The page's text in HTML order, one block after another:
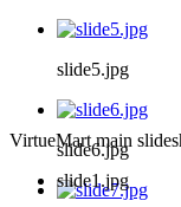
slide5.jpg
slide6.jpg
VirtueMart main
slide1.jpg